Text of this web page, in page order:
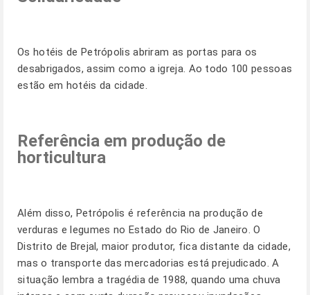
Os hotéis de Petrópolis abriram as portas para os
desabrigados, assim como a igreja. Ao todo 100 pessoas
estão em hotéis da cidade.
Referência em produção de
horticultura
Além disso, Petrópolis é referência na produção de
verduras e legumes no Estado do Rio de Janeiro. O
Distrito de Brejal, maior produtor, fica distante da cidade,
mas o transporte das mercadorias está prejudicado. A
situação lembra a tragédia de 1988, quando uma chuva